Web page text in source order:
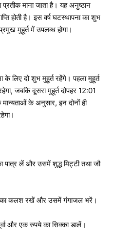
माना जाता है। यह अनुष्ठान
होती है। इस वर्ष घटस्थापना का शुभ
मुहूर्त में उपलब्ध होगा।
लिए दो शुभ मुहूर्त रहेंगे। पहला मुहूर्त
जबकि दूसरा मुहूर्त दोपहर 12:01
के अनुसार, इन दोनों ही
पात्र लें और उसमें शुद्ध मिट्टी तथा जौ
का कलश रखें और उसमें गंगाजल भरें।
और एक रुपये का सिक्का डालें।